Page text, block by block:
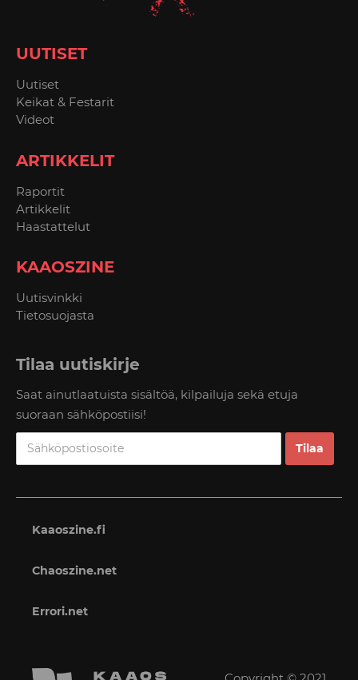
UUTISET
Uutiset
Keikat & Festarit
Videot
ARTIKKELIT
Raportit
Artikkelit
Haastattelut
KAAOSZINE
Uutisvinkki
Tietosuojasta
Tilaa uutiskirje
Saat ainutlaatuista sisältöä, kilpailuja sekä etuja
suoraan sähköpostiisi!
Kaaoszine.fi
Chaoszine.net
Errori.net